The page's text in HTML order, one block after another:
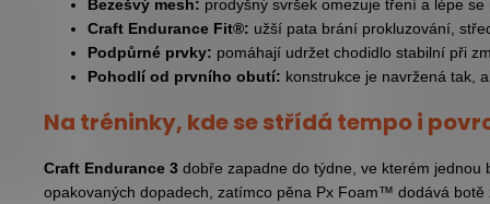
Bezešvý mesh: prodyšný svršek omezuje tření a lépe se
Craft Endurance Fit®: užší pata brání prokluzování,
Podpůrné prvky: pomáhají udržet chodidlo stabilní při
Pohodlí od prvního obutí: konstrukce je navržená tak,
Na tréninky, kde se střídá tempo i
Craft Endurance 3 dobře zapadne do týdne, ve kterém
opakovaných dopadech, zatímco pěna Px Foam™ dodává botě